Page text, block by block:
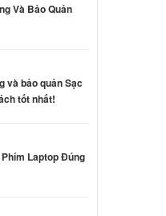
Và Bảo Quản
và bảo quản Sạc
tốt nhất!
Laptop Đúng